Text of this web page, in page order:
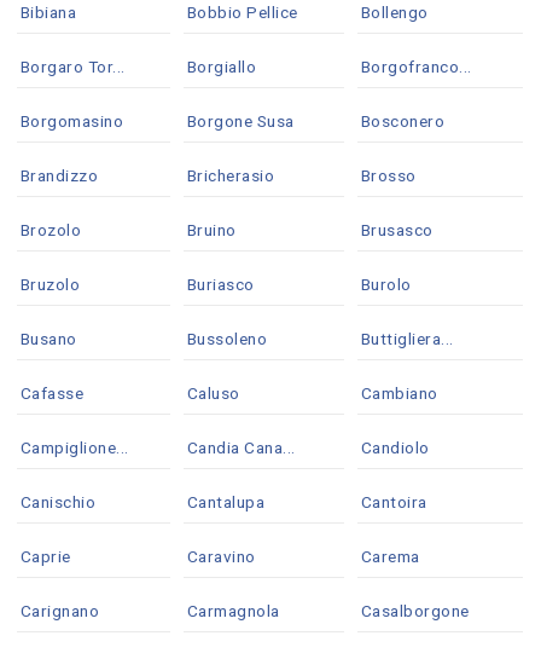
Bibiana Bobbio Pellice Bollengo
Borgaro Tor... Borgiallo Borgofranco...
Borgomasino Borgone Susa Bosconero
Brandizzo Bricherasio Brosso
Brozolo Bruino Brusasco
Bruzolo Buriasco Burolo
Busano Bussoleno Buttigliera...
Cafasse Caluso Cambiano
Campiglione... Candia Cana... Candiolo
Canischio Cantalupa Cantoira
Caprie Caravino Carema
Carignano Carmagnola Casalborgone